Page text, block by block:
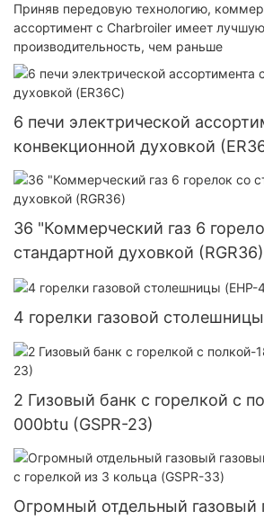
Приняв передовую технологию,
ассортимент с Charbroiler имеет лучшую
производительность, чем раньше
6 печи электрической
конвекционной духовкой
36 "Коммерческий газ 6
стандартной духовкой (RGR36)
4 горелки газовой
2 Гизовый банк с горелкой с
000btu (GSPR-23)
Огромный отдельный газовый